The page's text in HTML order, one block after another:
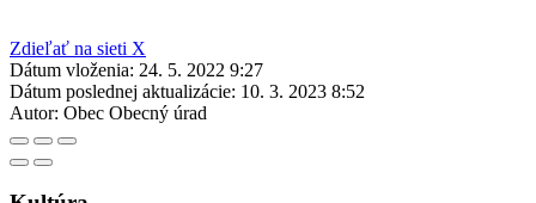
Zdieľať na sieti X
Dátum vloženia: 24. 5. 2022 9:27
Dátum poslednej aktualizácie: 10. 3. 2023 8:52
Autor: Obec Obecný úrad